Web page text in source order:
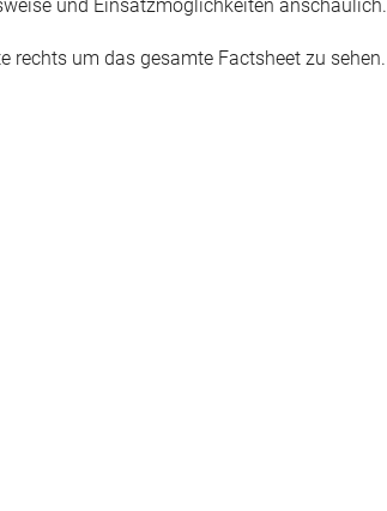
und Einsatzmöglichkeiten anschaulich.
rechts um das gesamte Factsheet zu sehen.